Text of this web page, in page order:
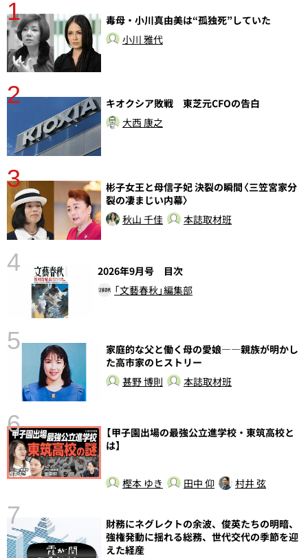
1
毒母・小川真由美は“孤独死”していた
小川 雅代
2
キオクシア敗戦 東芝元CFOの告白
大西 康之
3
彬子女王と母信子妃 決裂の瞬間〈三笠宮家分
裂の凄まじい内幕〉
秋山 千佳
本誌取材班
4
2026年9月号 目次
「文藝春秋」編集部
5
家庭的な父と働く母の愛娘――親族が明かし
た高市家のヒストリー
甚野 博則
本誌取材班
6
【甲子園出場の最強公立進学校・東筑高校と
は】
樫本 ゆき 田中 仰 村井 弦
7
財務にネグレクトの余波、俊英たちの明暗、
強権発動に揺れる総務、世代交代の季節を迎
えた経産